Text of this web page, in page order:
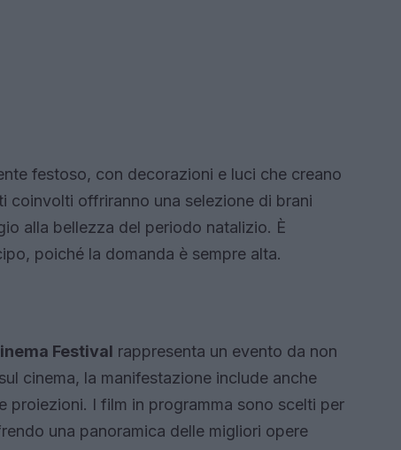
festoso, con decorazioni e luci che creano
coinvolti offriranno una selezione di brani
alla bellezza del periodo natalizio. È
poiché la domanda è sempre alta.
Festival rappresenta un evento da non
cinema, la manifestazione include anche
proiezioni. I film in programma sono scelti per
una panoramica delle migliori opere